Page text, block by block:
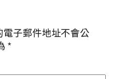
子郵件地址不會公
*